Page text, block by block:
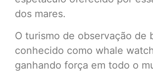
dos mares.
O turismo de observação de
conhecido como whale
ganhando força em todo o